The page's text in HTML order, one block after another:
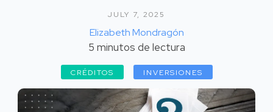
JULY 7, 2025
Elizabeth Mondragón
5 minutos de lectura
CRÉDITOS INVERSIONES